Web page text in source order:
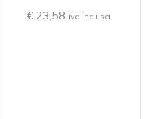
€23,58 iva inclusa